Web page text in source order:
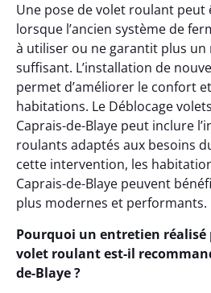
Une pose de volet roulant peut
lorsque l’ancien système de
à utiliser ou ne garantit plus un
suffisant. L’installation de
permet d’améliorer le confort
habitations. Le Déblocage
Caprais-de-Blaye peut inclure
roulants adaptés aux besoins
cette intervention, les
Caprais-de-Blaye peuvent
plus modernes et performants.
Pourquoi un entretien réalisé
volet roulant est-il
de-Blaye ?